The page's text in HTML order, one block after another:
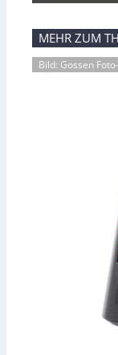
MEHR ZUM
Bild: Gossen